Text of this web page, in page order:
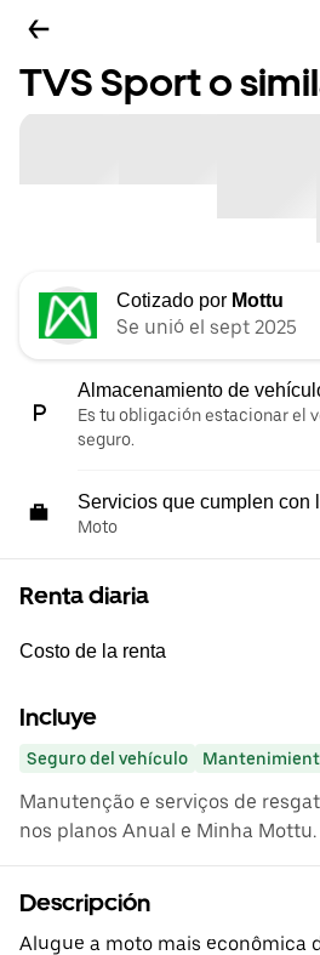
TVS Sport o
Cotizado por Mottu
Se unió el sept 2025
Almacenamiento de
Es tu obligación estacionar el
seguro.
Servicios que cumplen con
Moto
Renta diaria
Costo de la renta
Incluye
Seguro del vehículo
Manutenção e serviços de
nos planos Anual e Minha Mottu.
Descripción
Alugue a moto mais econômica